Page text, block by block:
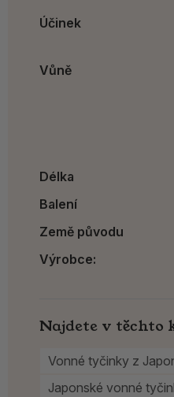
Účinek
Vůně
Délka
Balení
Země původu
Výrobce:
Najdete v těchto
Vonné tyčinky z
Japonské vonné